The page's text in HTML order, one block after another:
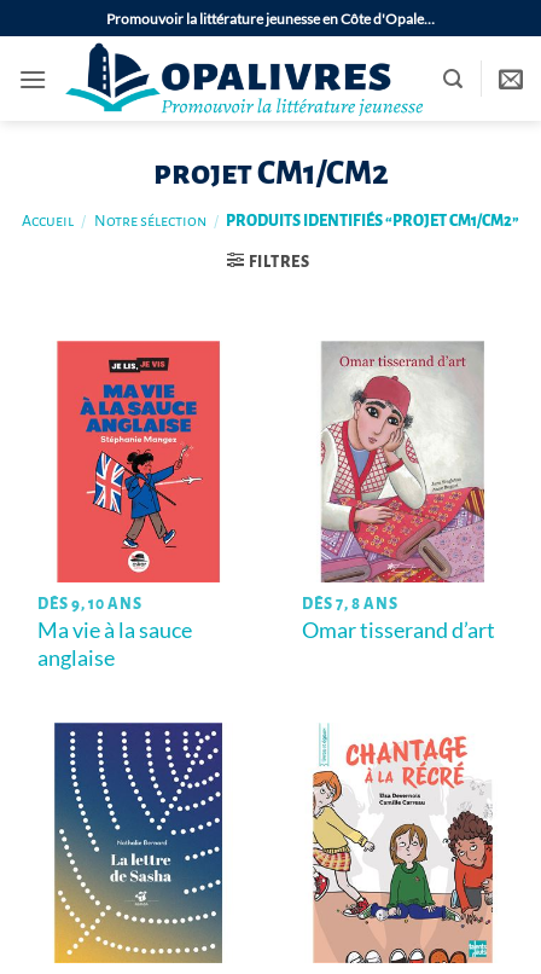
au
contenu
Promouvoir la littérature jeunesse en Côte d'Opale…
projet CM1/CM2
Accueil / Notre sélection / PRODUITS IDENTIFIÉS “PROJET CM1/CM2”
FILTRES
DÈS 9, 10 ANS
Ma vie à la sauce
anglaise
DÈS 7, 8 ANS
Omar tisserand d’art